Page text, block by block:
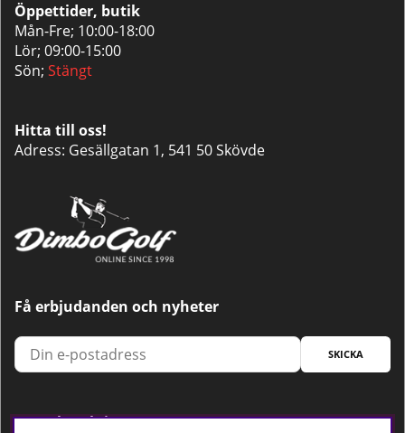
Öppettider, butik
Mån-Fre; 10:00-18:00
Lör; 09:00-15:00
Sön; Stängt
Hitta till oss!
Adress: Gesällgatan 1, 541 50 Skövde
Få erbjudanden och nyheter
SKICKA
Trygg betalning